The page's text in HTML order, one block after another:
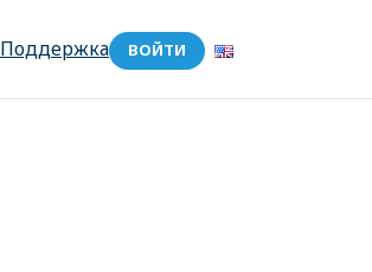
Поддержка ВОЙТИ